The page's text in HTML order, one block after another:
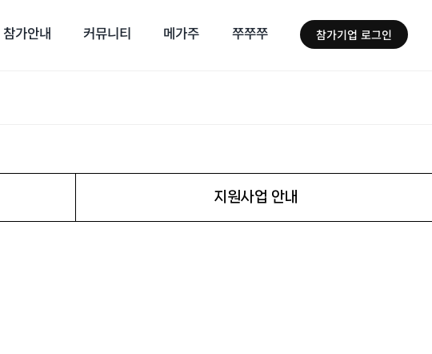
참가안내 커뮤니티 메가주 쭈쭈쭈 참가기업 로그인
지원사업 안내